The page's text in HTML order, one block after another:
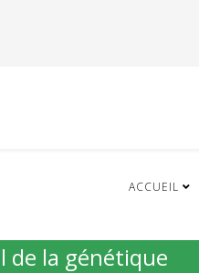
ACCUEIL
de la génétique